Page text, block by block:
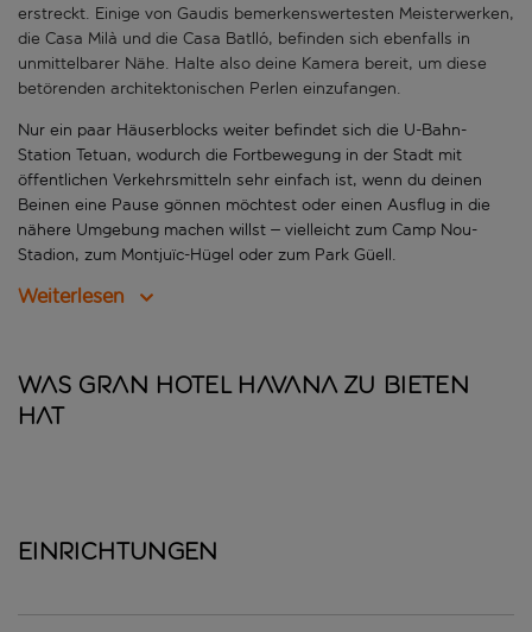
erstreckt. Einige von Gaudis bemerkenswertesten Meisterwerken,
die Casa Milà und die Casa Batlló, befinden sich ebenfalls in
unmittelbarer Nähe. Halte also deine Kamera bereit, um diese
betörenden architektonischen Perlen einzufangen.
Nur ein paar Häuserblocks weiter befindet sich die U-Bahn-
Station Tetuan, wodurch die Fortbewegung in der Stadt mit
öffentlichen Verkehrsmitteln sehr einfach ist, wenn du deinen
Beinen eine Pause gönnen möchtest oder einen Ausflug in die
nähere Umgebung machen willst – vielleicht zum Camp Nou-
Stadion, zum Montjuïc-Hügel oder zum Park Güell.
Weiterlesen
Was Gran Hotel Havana zu bieten
hat
Einrichtungen